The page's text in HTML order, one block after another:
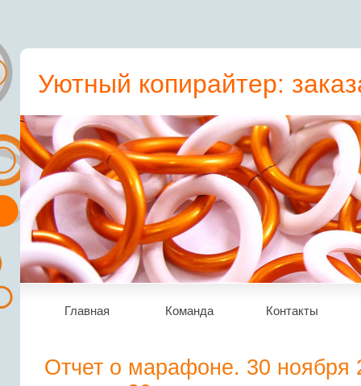
Уютный копирайтер:
пресс-релиз, статьи,
Главная Команда Контакты
Отчет о марафоне. 30